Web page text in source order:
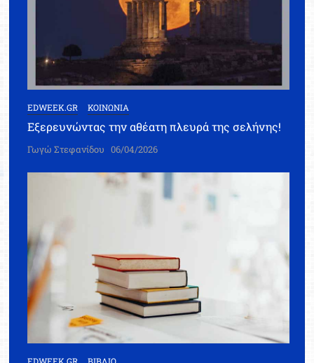
EDWEEK.GR ΚΟΙΝΩΝΙΑ
Εξερευνώντας την αθέατη πλευρά της σελήνης!
Γωγώ Στεφανίδου 06/04/2026
EDWEEK.GR ΒΙΒΛΙΟ